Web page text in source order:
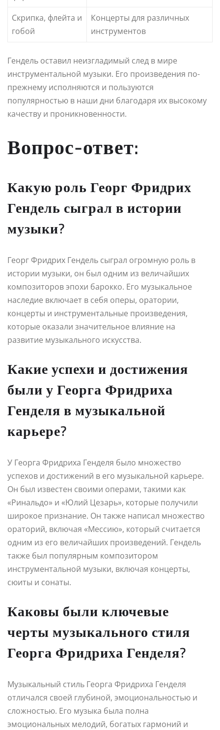
Скрипка, флейта и
гобой
Концерты для различных
инструментов
Гендель оставил неизгладимый след в мире
инструментальной музыки. Его произведения по-
прежнему исполняются и пользуются
популярностью в наши дни благодаря их высокому
качеству и проникновенности.
Вопрос-ответ:
Какую роль Георг Фридрих
Гендель сыграл в истории
музыки?
Георг Фридрих Гендель сыграл огромную роль в
истории музыки, он был одним из величайших
композиторов эпохи барокко. Его музыкальное
наследие включает в себя оперы, оратории,
концерты и инструментальные произведения,
которые оказали значительное влияние на
развитие музыкального искусства.
Какие успехи и достижения
были у Георга Фридриха
Генделя в музыкальной
карьере?
У Георга Фридриха Генделя было множество
успехов и достижений в его музыкальной карьере.
Он был известен своими операми, такими как
«Ринальдо» и «Юлий Цезарь», которые получили
широкое признание. Он также написал множество
ораторий, включая «Мессию», который считается
одним из его величайших произведений. Гендель
также был популярным композитором
инструментальной музыки, включая концерты,
сюиты и сонаты.
Каковы были ключевые
черты музыкального стиля
Георга Фридриха Генделя?
Музыкальный стиль Георга Фридриха Генделя
отличался своей глубиной, эмоциональностью и
сложностью. Его музыка была полна
эмоциональных мелодий, богатых гармоний и